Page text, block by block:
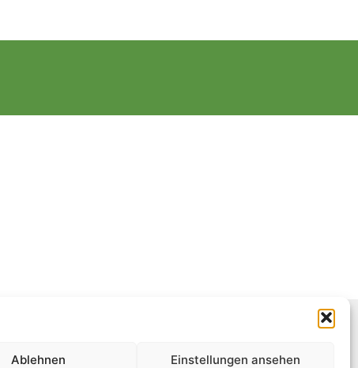
Ablehnen Einstellungen ansehen